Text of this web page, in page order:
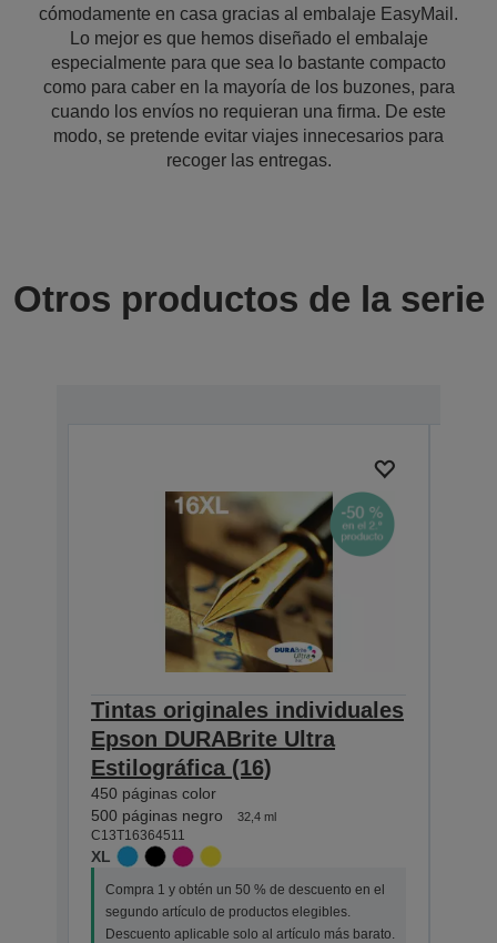
cómodamente en casa gracias al embalaje EasyMail.
Lo mejor es que hemos diseñado el embalaje
especialmente para que sea lo bastante compacto
como para caber en la mayoría de los buzones, para
cuando los envíos no requieran una firma. De este
modo, se pretende evitar viajes innecesarios para
recoger las entregas.
Otros productos de la serie
Tintas originales individuales
Epson DURABrite Ultra
Estilográfica (16)
450 páginas color
500 páginas negro
32,4 ml
C13T16364511
XL
Compra 1 y obtén un 50 % de descuento en el
segundo artículo de productos elegibles.
Descuento aplicable solo al artículo más barato.